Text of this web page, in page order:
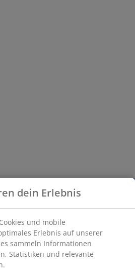
dein Erlebnis
und mobile
Erlebnis auf unserer
sammeln Informationen
Statistiken und relevante